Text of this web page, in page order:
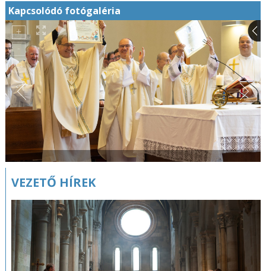
Kapcsolódó fotógaléria
VEZETŐ HÍREK